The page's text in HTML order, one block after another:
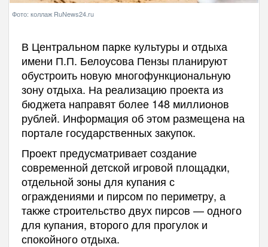
Фото: коллаж RuNews24.ru
В Центральном парке культуры и отдыха
имени П.П. Белоусова Пензы планируют
обустроить новую многофункциональную
зону отдыха. На реализацию проекта из
бюджета направят более 148 миллионов
рублей. Информация об этом размещена на
портале государственных закупок.
Проект предусматривает создание
современной детской игровой площадки,
отдельной зоны для купания с
ограждениями и пирсом по периметру, а
также строительство двух пирсов — одного
для купания, второго для прогулок и
спокойного отдыха.